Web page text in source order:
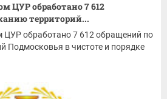
ЦУР обработано 7 612
территорий...
ЦУР обработано 7 612 обращений по
Подмосковья в чистоте и порядке